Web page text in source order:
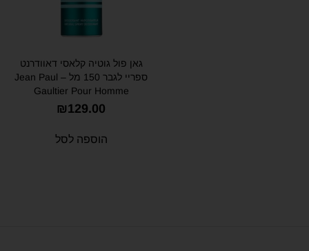
גאן פול גוטיה קלאסי דאוודרנט
ספריי לגבר 150 מל – Jean Paul
Gaultier Pour Homme
Deodorant FOR MEN VAPO
₪129.00
הוספה לסל